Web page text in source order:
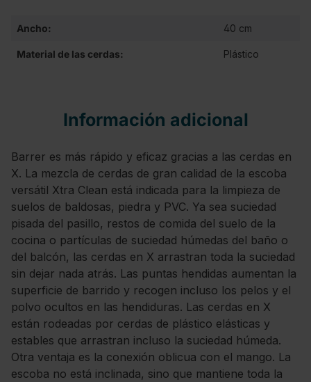
Ancho: 40 cm
Material de las cerdas: Plástico
Información adicional
Barrer es más rápido y eficaz gracias a las cerdas en
X. La mezcla de cerdas de gran calidad de la escoba
versátil Xtra Clean está indicada para la limpieza de
suelos de baldosas, piedra y PVC. Ya sea suciedad
pisada del pasillo, restos de comida del suelo de la
cocina o partículas de suciedad húmedas del baño o
del balcón, las cerdas en X arrastran toda la suciedad
sin dejar nada atrás. Las puntas hendidas aumentan la
superficie de barrido y recogen incluso los pelos y el
polvo ocultos en las hendiduras. Las cerdas en X
están rodeadas por cerdas de plástico elásticas y
estables que arrastran incluso la suciedad húmeda.
Otra ventaja es la conexión oblicua con el mango. La
escoba no está inclinada, sino que mantiene toda la